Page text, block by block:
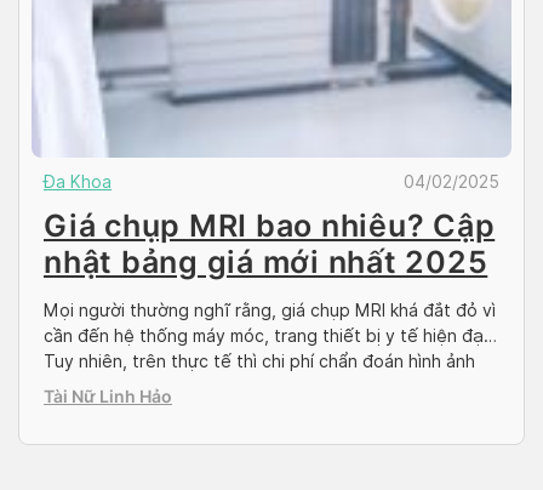
Đa Khoa 04/02/2025
Giá chụp MRI bao nhiêu? Cập
nhật bảng giá mới nhất 2025
Mọi người thường nghĩ rằng, giá chụp MRI khá đắt đỏ vì
cần đến hệ thống máy móc, trang thiết bị y tế hiện đại.
Tuy nhiên, trên thực tế thì chi phí chẩn đoán hình ảnh
MRI không quá cao. Mức giá chụp MRI cao hay thấp
Tài Nữ Linh Hảo